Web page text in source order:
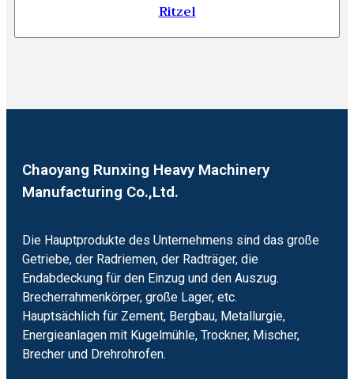
Ritzel
Chaoyang Runxing Heavy Machinery
Manufacturing Co.,Ltd.
Die Hauptprodukte des Unternehmens sind das große
Getriebe, der Radriemen, der Radträger, die
Endabdeckung für den Einzug und den Auszug.
Brecherrahmenkörper, große Lager, etc.
Hauptsächlich für Zement, Bergbau, Metallurgie,
Energieanlagen mit Kugelmühle, Trockner, Mischer,
Brecher und Drehrohrofen.